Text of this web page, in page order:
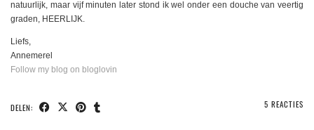
natuurlijk, maar vijf minuten later stond ik wel onder een douche van veertig
graden, HEERLIJK.
Liefs,
Annemerel
Follow my blog on bloglovin
DELEN: 5 REACTIES